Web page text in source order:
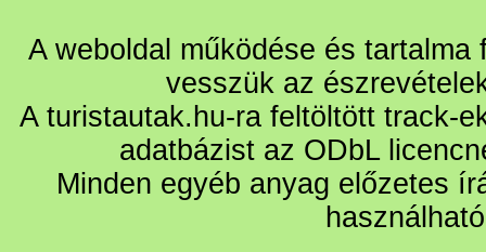
A weboldal működése és
vesszük az
A turistautak.hu-ra feltöltött track-
adatbázist az ODbL
Minden egyéb anyag előzetes